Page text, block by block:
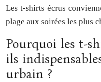
Les t-shirts écrus
plage aux soirées les plus
Pourquoi les t-
ils
urbain ?